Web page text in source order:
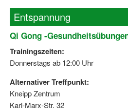
Entspannung
Qi Gong -
Trainingszeiten:
Donnerstags ab 12:00 Uhr
Alternativer Treffpunkt:
Kneipp Zentrum
Karl-Marx-Str. 32